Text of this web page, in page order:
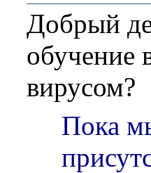
Добрый
обучение
вирусом?
Пока